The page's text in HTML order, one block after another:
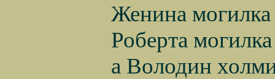
Женина
Роберта
а Володин